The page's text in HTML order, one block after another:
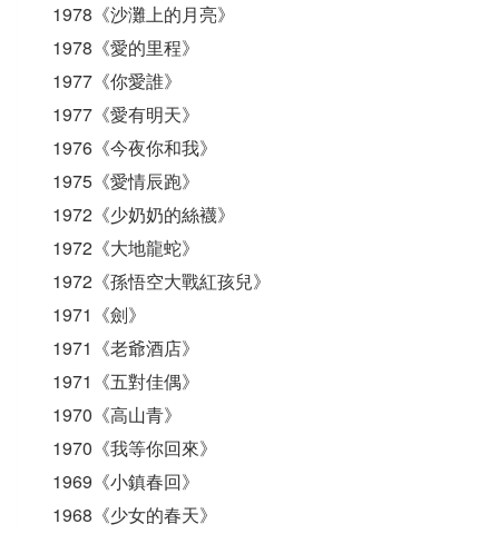
1978《沙灘上的月亮》
1978《愛的里程》
1977《你愛誰》
1977《愛有明天》
1976《今夜你和我》
1975《愛情辰跑》
1972《少奶奶的絲襪》
1972《大地龍蛇》
1972《孫悟空大戰紅孩兒》
1971《劍》
1971《老爺酒店》
1971《五對佳偶》
1970《高山青》
1970《我等你回來》
1969《小鎮春回》
1968《少女的春天》